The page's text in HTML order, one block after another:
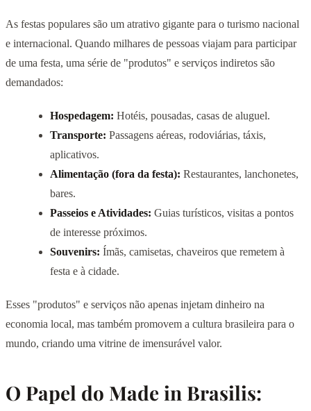
As festas populares são um atrativo gigante para o turismo nacional
e internacional. Quando milhares de pessoas viajam para participar
de uma festa, uma série de "produtos" e serviços indiretos são
demandados:
Hospedagem: Hotéis, pousadas, casas de aluguel.
Transporte: Passagens aéreas, rodoviárias, táxis,
aplicativos.
Alimentação (fora da festa): Restaurantes, lanchonetes,
bares.
Passeios e Atividades: Guias turísticos, visitas a pontos
de interesse próximos.
Souvenirs: Ímãs, camisetas, chaveiros que remetem à
festa e à cidade.
Esses "produtos" e serviços não apenas injetam dinheiro na
economia local, mas também promovem a cultura brasileira para o
mundo, criando uma vitrine de imensurável valor.
O Papel do Made in Brasilis: